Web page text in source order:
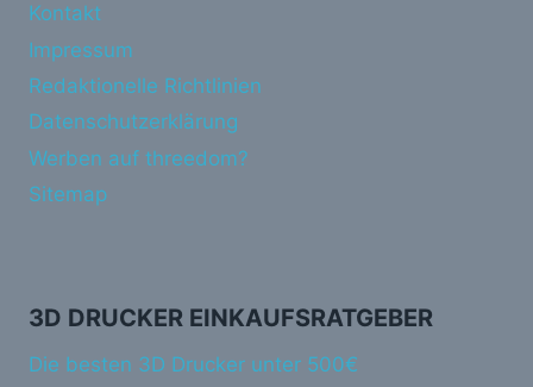
Kontakt
Impressum
Redaktionelle Richtlinien
Datenschutzerklärung
Werben auf threedom?
Sitemap
3D DRUCKER EINKAUFSRATGEBER
Die besten 3D Drucker unter 500€